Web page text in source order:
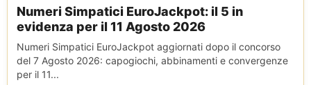
Numeri Simpatici EuroJackpot: il 5 in
evidenza per il 11 Agosto 2026
Numeri Simpatici EuroJackpot aggiornati dopo il concorso
del 7 Agosto 2026: capogiochi, abbinamenti e convergenze
per il 11...